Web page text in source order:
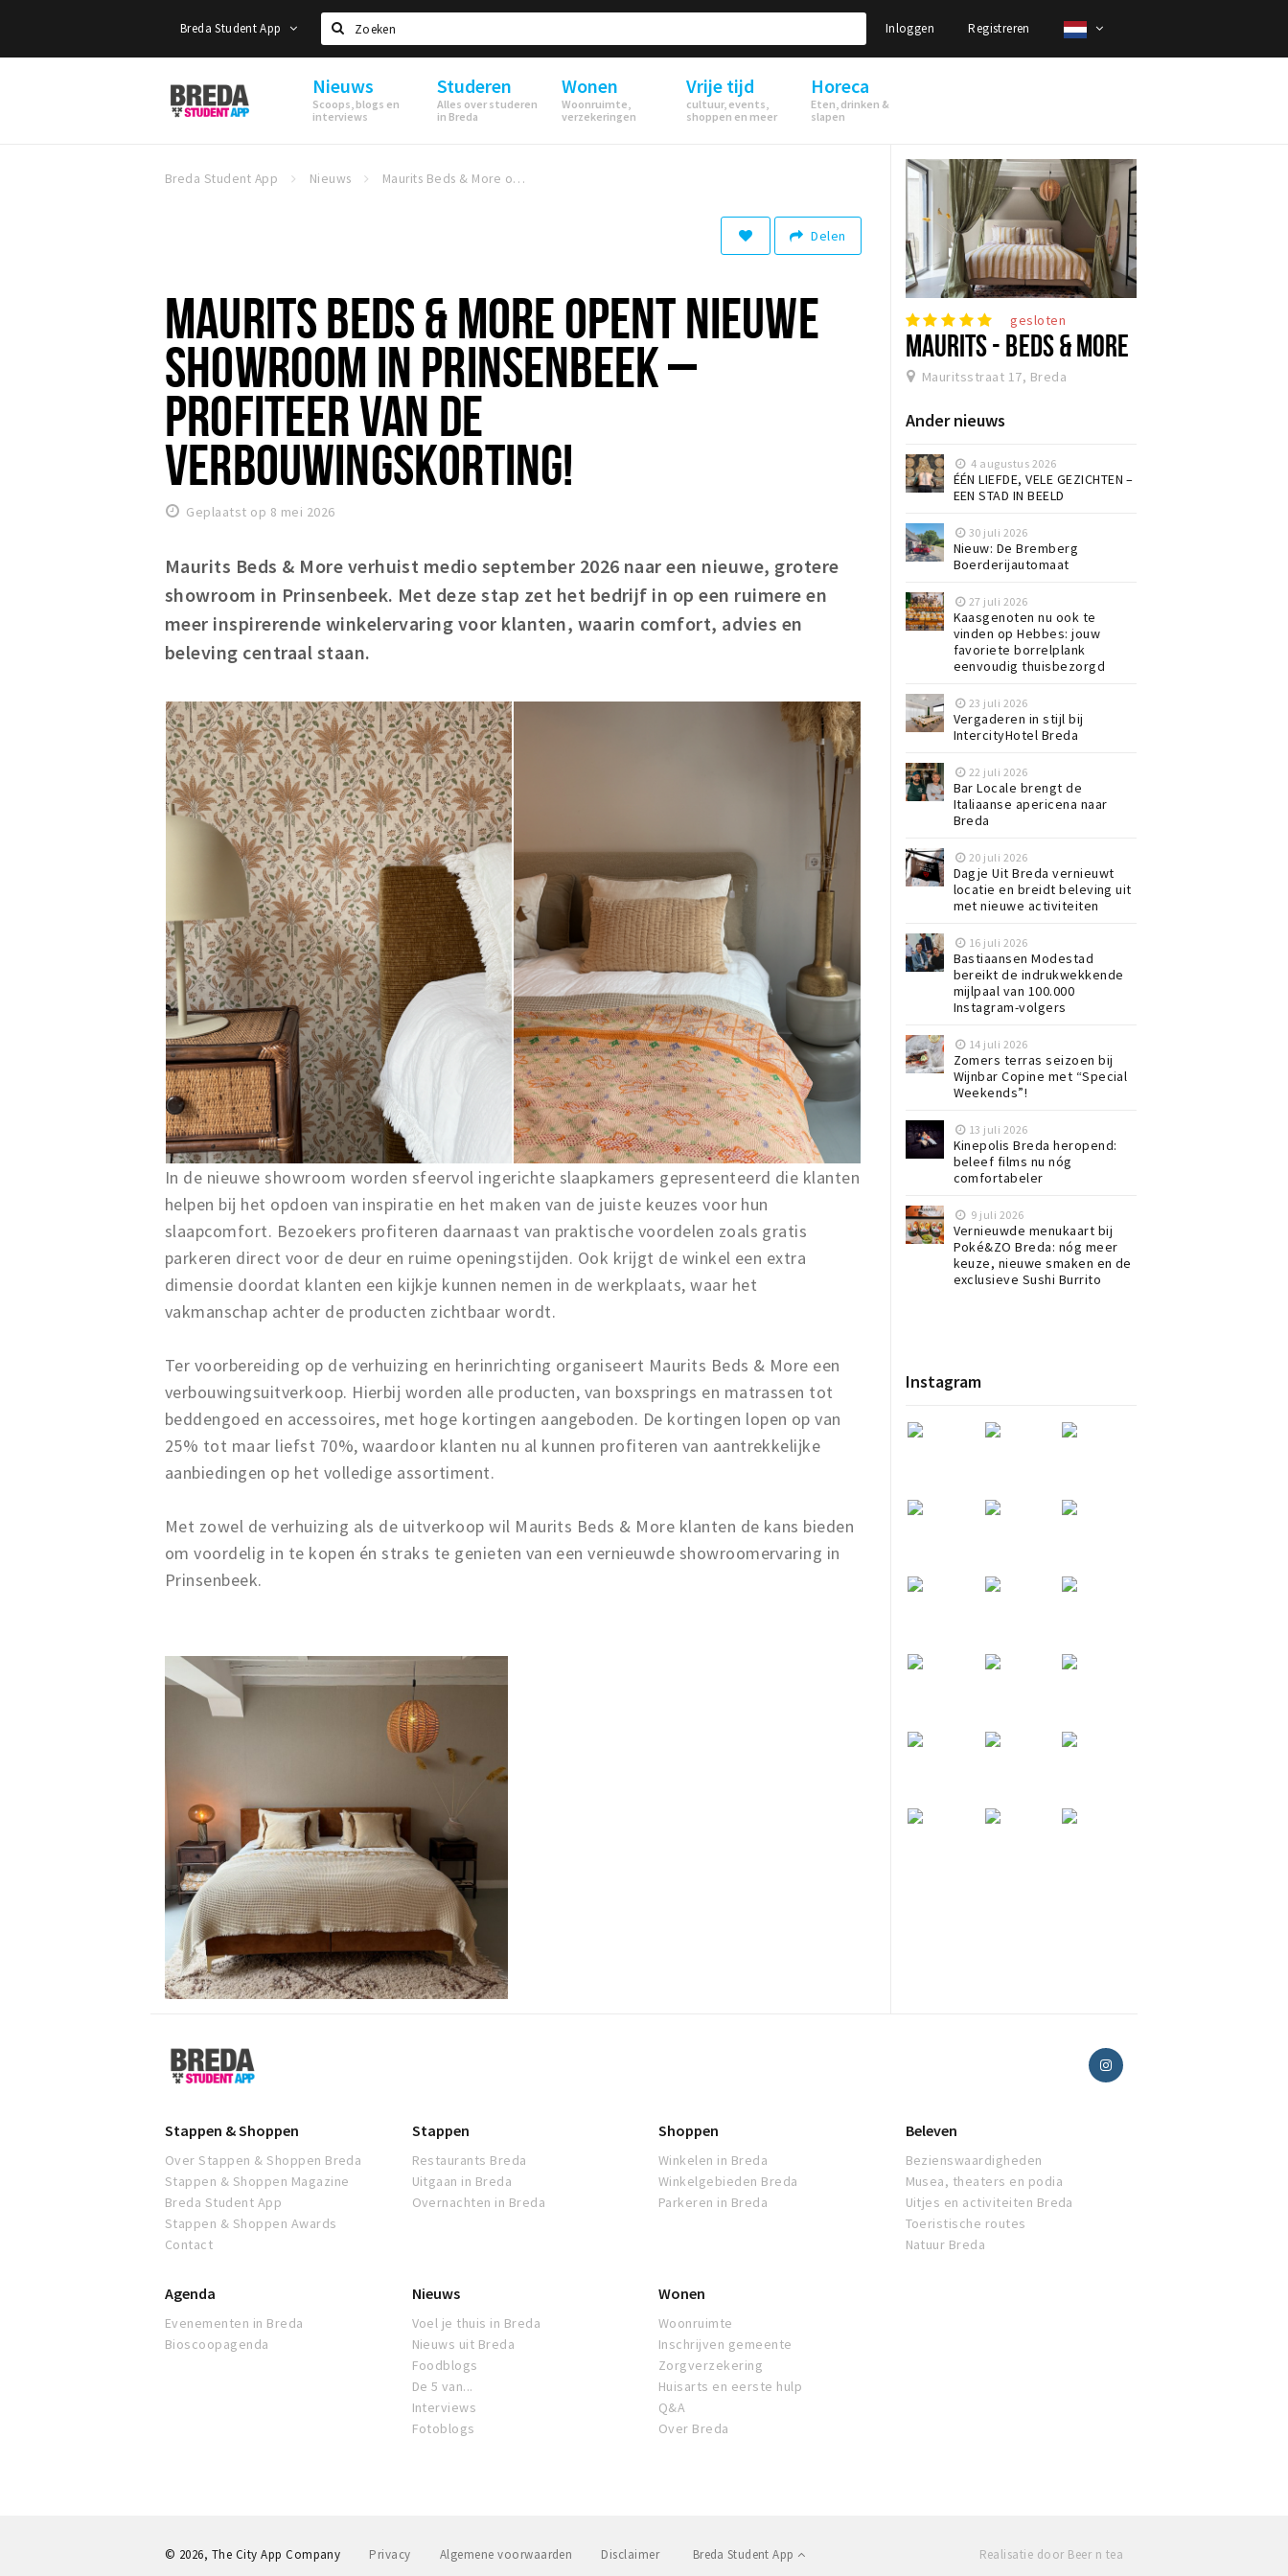
Breda Student App
Zoeken
Inloggen Registreren
Breda
Student
Nieuws
Scoops, blogs en
interviews
Studeren
Alles over studeren
in Breda
Wonen
Woonruimte,
verzekeringen
Vrije tijd
cultuur, events,
shoppen en meer
Horeca
Eten, drinken &
slapen
Breda Student App Nieuws Maurits Beds & More opent nieuwe showroom in Prinsenbeek – Profiteer van de verbouwingskorting!
Delen
MAURITS BEDS & MORE OPENT NIEUWE
SHOWROOM IN PRINSENBEEK –
PROFITEER VAN DE
VERBOUWINGSKORTING!
Geplaatst op 8 mei 2026
Maurits Beds & More verhuist medio september 2026 naar een nieuwe, grotere
showroom in Prinsenbeek. Met deze stap zet het bedrijf in op een ruimere en
meer inspirerende winkelervaring voor klanten, waarin comfort, advies en
beleving centraal staan.
In de nieuwe showroom worden sfeervol ingerichte slaapkamers gepresenteerd die klanten
helpen bij het opdoen van inspiratie en het maken van de juiste keuzes voor hun
slaapcomfort. Bezoekers profiteren daarnaast van praktische voordelen zoals gratis
parkeren direct voor de deur en ruime openingstijden. Ook krijgt de winkel een extra
dimensie doordat klanten een kijkje kunnen nemen in de werkplaats, waar het
vakmanschap achter de producten zichtbaar wordt.
Ter voorbereiding op de verhuizing en herinrichting organiseert Maurits Beds & More een
verbouwingsuitverkoop. Hierbij worden alle producten, van boxsprings en matrassen tot
beddengoed en accessoires, met hoge kortingen aangeboden. De kortingen lopen op van
25% tot maar liefst 70%, waardoor klanten nu al kunnen profiteren van aantrekkelijke
aanbiedingen op het volledige assortiment.
Met zowel de verhuizing als de uitverkoop wil Maurits Beds & More klanten de kans bieden
om voordelig in te kopen én straks te genieten van een vernieuwde showroomervaring in
Prinsenbeek.
gesloten
MAURITS - BEDS & MORE
Mauritsstraat 17, Breda
Ander nieuws
4 augustus 2026
ÉÉN LIEFDE, VELE GEZICHTEN –
EEN STAD IN BEELD
30 juli 2026
Nieuw: De Bremberg
Boerderijautomaat
27 juli 2026
Kaasgenoten nu ook te
vinden op Hebbes: jouw
favoriete borrelplank
eenvoudig thuisbezorgd
23 juli 2026
Vergaderen in stijl bij
IntercityHotel Breda
22 juli 2026
Bar Locale brengt de
Italiaanse apericena naar
Breda
20 juli 2026
Dagje Uit Breda vernieuwt
locatie en breidt beleving uit
met nieuwe activiteiten
16 juli 2026
Bastiaansen Modestad
bereikt de indrukwekkende
mijlpaal van 100.000
Instagram-volgers
14 juli 2026
Zomers terras seizoen bij
Wijnbar Copine met “Special
Weekends”!
13 juli 2026
Kinepolis Breda heropend:
beleef films nu nóg
comfortabeler
9 juli 2026
Vernieuwde menukaart bij
Poké&ZO Breda: nóg meer
keuze, nieuwe smaken en de
exclusieve Sushi Burrito
Instagram
Breda
Student
App
Stappen & Shoppen
Over Stappen & Shoppen Breda
Stappen & Shoppen Magazine
Breda Student App
Stappen & Shoppen Awards
Contact
Stappen
Restaurants Breda
Uitgaan in Breda
Overnachten in Breda
Shoppen
Winkelen in Breda
Winkelgebieden Breda
Parkeren in Breda
Beleven
Bezienswaardigheden
Musea, theaters en podia
Uitjes en activiteiten Breda
Toeristische routes
Natuur Breda
Agenda
Evenementen in Breda
Bioscoopagenda
Nieuws
Voel je thuis in Breda
Nieuws uit Breda
Foodblogs
De 5 van...
Interviews
Fotoblogs
Wonen
Woonruimte
Inschrijven gemeente
Zorgverzekering
Huisarts en eerste hulp
Q&A
Over Breda
Privacy Algemene voorwaarden Disclaimer Breda Student App
© 2026, The City App Company Realisatie door Beer n tea